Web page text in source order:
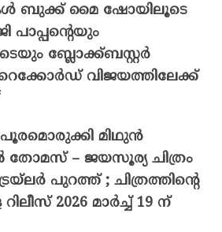
ബുക്ക് മൈ ഷോയിലൂടെ
പാപ്പന്റെയും
ബ്ലോക്ക്ബസ്റ്റർ
വിജയത്തിലേക്ക്
മിഥുൻ
– ജയസൂര്യ ചിത്രം
പുറത്ത് ; ചിത്രത്തിന്റെ
2026 മാർച്ച് 19 ന്